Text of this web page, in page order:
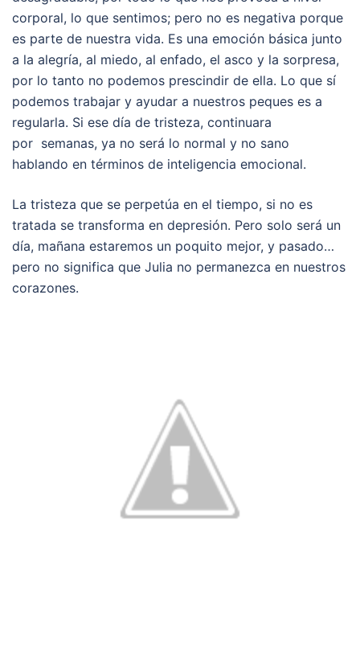
corporal, lo que sentimos; pero no es negativa porque
es parte de nuestra vida. Es una emoción básica junto
a la alegría, al miedo, al enfado, el asco y la sorpresa,
por lo tanto no podemos prescindir de ella. Lo que sí
podemos trabajar y ayudar a nuestros peques es a
regularla. Si ese día de tristeza, continuara
por semanas, ya no será lo normal y no sano
hablando en términos de inteligencia emocional.
La tristeza que se perpetúa en el tiempo, si no es
tratada se transforma en depresión. Pero solo será un
día, mañana estaremos un poquito mejor, y pasado…
pero no significa que Julia no permanezca en nuestros
corazones.